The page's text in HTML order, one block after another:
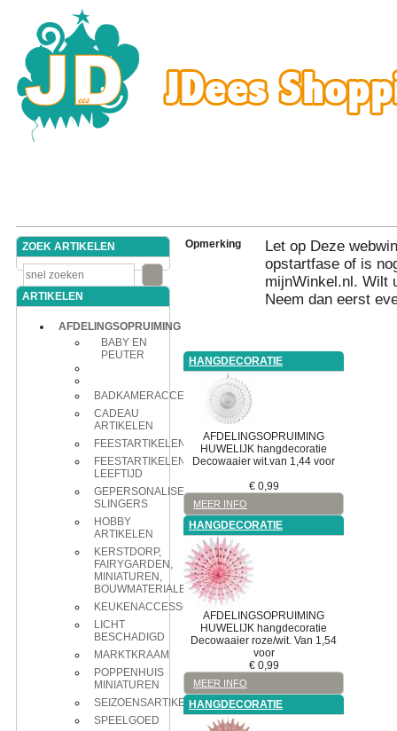
ZOEK ARTIKELEN
ARTIKELEN
AFDELINGSOPRUIMING
BABY EN
PEUTER
BADKAMERACCESSOIRES
CADEAU
ARTIKELEN
FEESTARTIKELEN
FEESTARTIKELEN
LEEFTIJD
GEPERSONALISEERDE
SLINGERS
HOBBY
ARTIKELEN
KERSTDORP,
FAIRYGARDEN,
MINIATUREN,
BOUWMATERIALEN
KEUKENACCESSOIRES
LICHT
BESCHADIGD
MARKTKRAAM
POPPENHUIS
MINIATUREN
SEIZOENSARTIKELEN
SPEELGOED
Opmerking
Let op Deze
opstartfase of is
mijnWinkel.nl. Wilt
Neem dan eerst
HANGDECORATIE
AFDELINGSOPRUIMING
HUWELIJK hangdecoratie
Decowaaier wit.van 1,44 voor
€ 0,99
MEER INFO
HANGDECORATIE
AFDELINGSOPRUIMING
HUWELIJK hangdecoratie
Decowaaier roze/wit. Van 1,54
voor
€ 0,99
MEER INFO
HANGDECORATIE